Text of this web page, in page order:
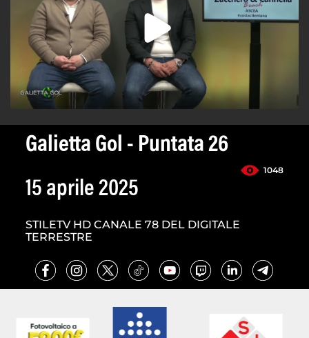
Galietta Gol - Puntata 26
1048
15 aprile 2025
STILETV HD CANALE 78 DEL DIGITALE
TERRESTRE